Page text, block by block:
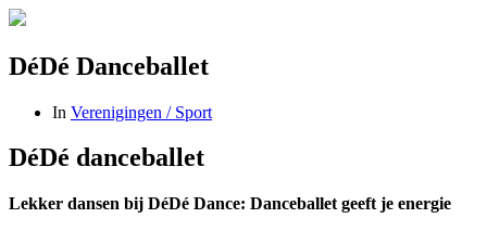
DéDé Danceballet
In Verenigingen / Sport
DéDé danceballet
Lekker dansen bij DéDé Dance: Danceballet geeft je energie